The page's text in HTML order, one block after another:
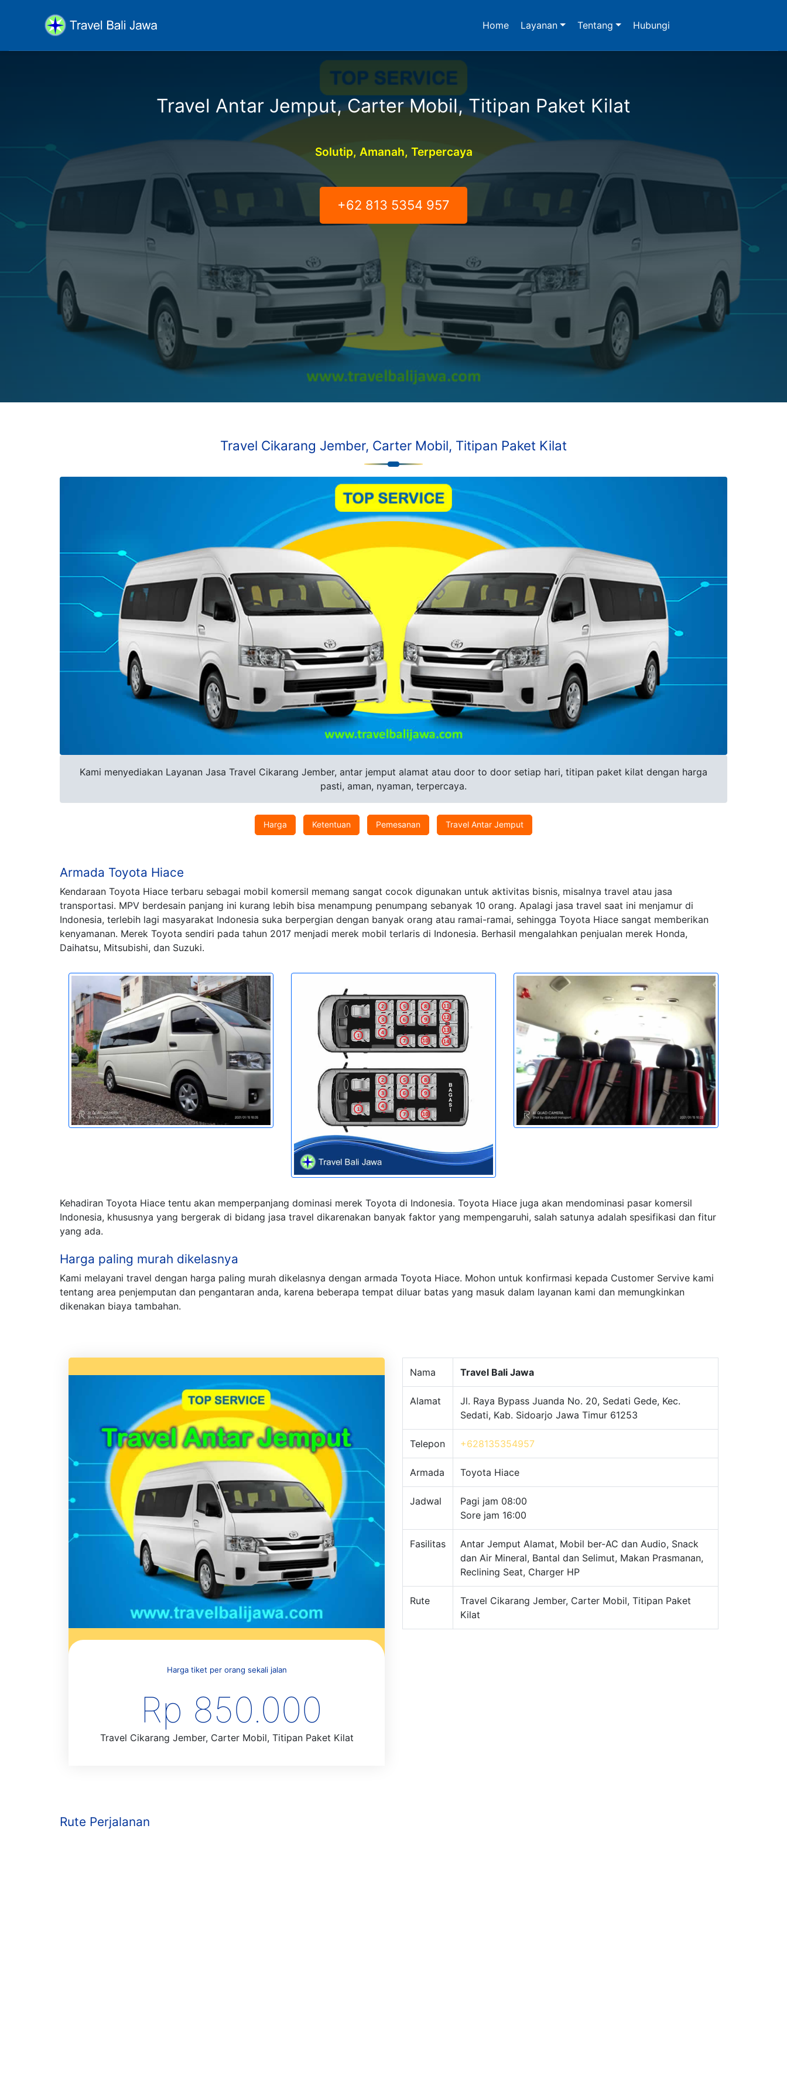
Home Layanan Tentang Hubungi
Travel Antar Jemput, Carter Mobil, Titipan Paket Kilat
Solutip, Amanah, Terpercaya
+62 813 5354 957
Travel Cikarang Jember, Carter Mobil, Titipan Paket Kilat
Kami menyediakan Layanan Jasa Travel Cikarang Jember, antar jemput alamat atau door to door setiap hari, titipan paket kilat dengan harga
pasti, aman, nyaman, terpercaya.
Harga Ketentuan Pemesanan Travel Antar Jemput
Armada Toyota Hiace
Kendaraan Toyota Hiace terbaru sebagai mobil komersil memang sangat cocok digunakan untuk aktivitas bisnis, misalnya travel atau jasa
transportasi. MPV berdesain panjang ini kurang lebih bisa menampung penumpang sebanyak 10 orang. Apalagi jasa travel saat ini menjamur di
Indonesia, terlebih lagi masyarakat Indonesia suka berpergian dengan banyak orang atau ramai-ramai, sehingga Toyota Hiace sangat memberikan
kenyamanan. Merek Toyota sendiri pada tahun 2017 menjadi merek mobil terlaris di Indonesia. Berhasil mengalahkan penjualan merek Honda,
Daihatsu, Mitsubishi, dan Suzuki.
Kehadiran Toyota Hiace tentu akan memperpanjang dominasi merek Toyota di Indonesia. Toyota Hiace juga akan mendominasi pasar komersil
Indonesia, khususnya yang bergerak di bidang jasa travel dikarenakan banyak faktor yang mempengaruhi, salah satunya adalah spesifikasi dan fitur
yang ada.
Harga paling murah dikelasnya
Kami melayani travel dengan harga paling murah dikelasnya dengan armada Toyota Hiace. Mohon untuk konfirmasi kepada Customer Servive kami
tentang area penjemputan dan pengantaran anda, karena beberapa tempat diluar batas yang masuk dalam layanan kami dan memungkinkan
dikenakan biaya tambahan.
Harga tiket per orang sekali jalan
Rp 850.000
Travel Cikarang Jember, Carter Mobil, Titipan Paket Kilat
Nama Travel Bali Jawa
Alamat
Jl. Raya Bypass Juanda No. 20, Sedati Gede, Kec.
Sedati, Kab. Sidoarjo Jawa Timur 61253
Telepon +628135354957
Armada Toyota Hiace
Jadwal
Pagi jam 08:00
Sore jam 16:00
Fasilitas
Antar Jemput Alamat, Mobil ber-AC dan Audio, Snack
dan Air Mineral, Bantal dan Selimut, Makan Prasmanan,
Reclining Seat, Charger HP
Rute
Travel Cikarang Jember, Carter Mobil, Titipan Paket
Kilat
Rute Perjalanan